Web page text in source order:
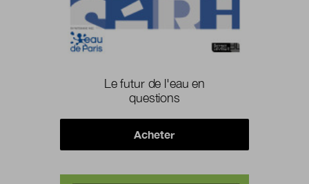
Le futur de l'eau en
questions
Acheter